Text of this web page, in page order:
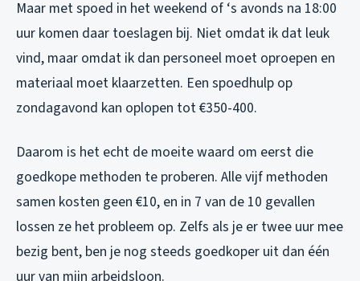
Maar met spoed in het weekend of ‘s avonds na 18:00
uur komen daar toeslagen bij. Niet omdat ik dat leuk
vind, maar omdat ik dan personeel moet oproepen en
materiaal moet klaarzetten. Een spoedhulp op
zondagavond kan oplopen tot €350-400.
Daarom is het echt de moeite waard om eerst die
goedkope methoden te proberen. Alle vijf methoden
samen kosten geen €10, en in 7 van de 10 gevallen
lossen ze het probleem op. Zelfs als je er twee uur mee
bezig bent, ben je nog steeds goedkoper uit dan één
uur van mijn arbeidsloon.